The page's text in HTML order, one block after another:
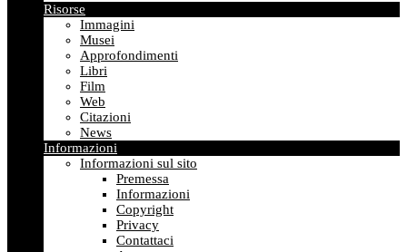
Risorse
Immagini
Musei
Approfondimenti
Libri
Film
Web
Citazioni
News
Informazioni
Informazioni sul sito
Premessa
Informazioni
Copyright
Privacy
Contattaci